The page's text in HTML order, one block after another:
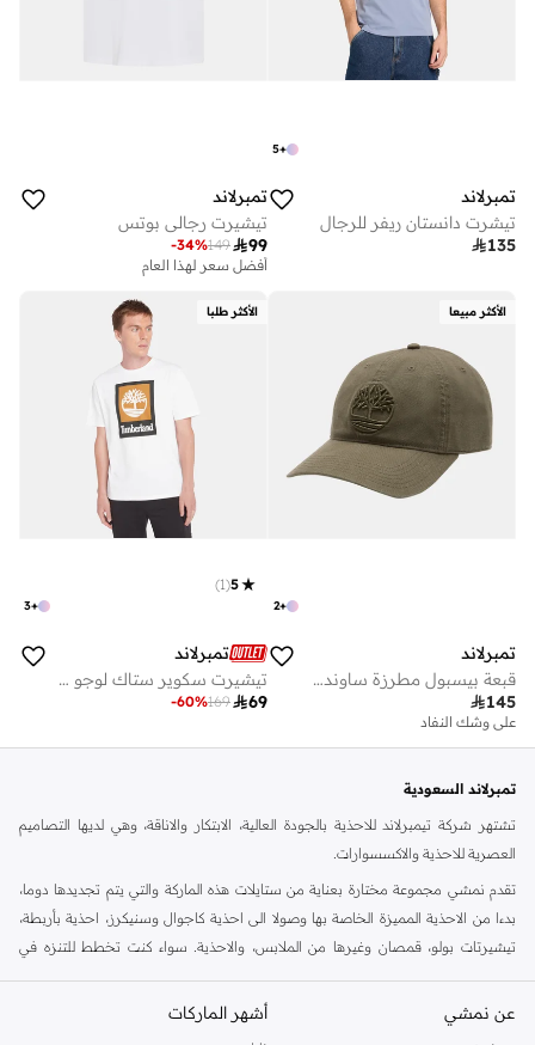
+
5
تمبرلاند
تيشرت دانستان ريفر للرجال
135
تمبرلاند
تيشيرت رجالي بوتس
99
149
-34%
أفضل سعر لهذا العام
الأكثر مبيعا
+
2
تمبرلاند
قبعة بيسبول مطرزة ساوندفيو
145
على وشك النفاد
الأكثر طلبا
+
3
5
(
1
)
تمبرلاند
تيشيرت سكوير ستاك لوجو للرجال
69
169
-60%
تمبرلاند السعودية
تشتهر شركة تيمبرلاند للاحذية بالجودة العالية، الابتكار والاناقة، وهي لديها التصاميم
العصرية للاحذية والاكسسوارات.
تقدم نمشي مجموعة مختارة بعناية من ستايلات هذه الماركة والتي يتم تجديدها دوما،
بدءا من الاحذية المميزة الخاصة بها وصولا الى احذية كاجوال وسنيكرز، احذية بأربطة،
تيشيرتات بولو، قمصان وغيرها من الملابس، والاحذية. سواء كنت تخطط للتنزه في
في افضل حالاته. هنا في نمشي، لدينا مجموعة متزايدة من الستايلات للرجال، النساء
عن نمشي أشهر الماركات